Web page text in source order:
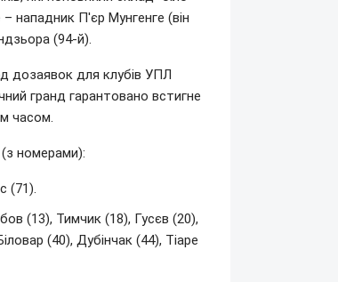
– нападник П'єр Мунгенге (він
(94-й).
дозаявок для клубів УПЛ
гранд гарантовано встигне
часом.
номерами):
(71).
(13), Тимчик (18), Гусєв (20),
(40), Дубінчак (44), Тіаре